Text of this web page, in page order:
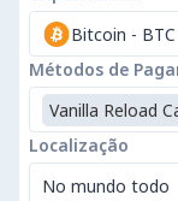
Bitcoin - BTC
Métodos de
Vanilla Reload
Localização
No mundo todo